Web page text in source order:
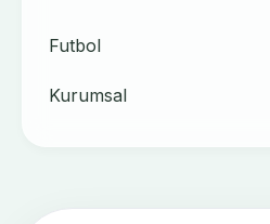
Futbol
Kurumsal